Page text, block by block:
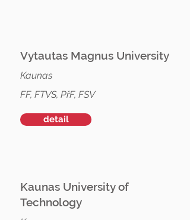
Vytautas Magnus University
Kaunas
FF, FTVS, PřF, FSV
detail
Kaunas University of
Technology